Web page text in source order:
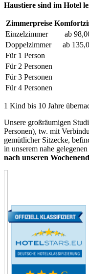
Haustiere sind im Hotel
Zimmerpreise
Einzelzimmer
ab
Doppelzimmer
ab
Für 1 Person
Für 2 Personen
Für 3 Personen
Für 4 Personen
1 Kind bis 10 Jahre
Unsere großräumigen
Personen), tw. mit
gemütlicher Sitzecke,
in unserem nahe
nach unseren